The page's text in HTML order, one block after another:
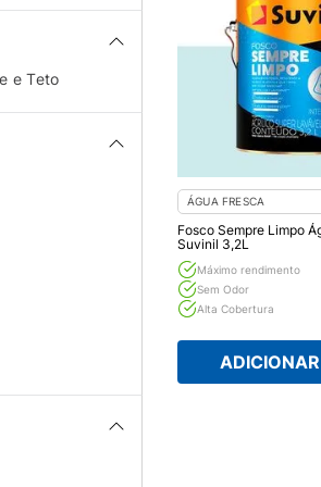
e Teto
ÁGUA FRESCA
Fosco Sempre Limpo
Suvinil 3,2L
Máximo rendimento
Sem Odor
Alta Cobertura